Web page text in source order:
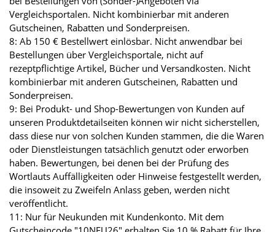
Vergleichsportalen. Nicht kombinierbar mit anderen
Gutscheinen, Rabatten und Sonderpreisen.
8: Ab 150 € Bestellwert einlösbar. Nicht anwendbar bei
Bestellungen über Vergleichsportale, nicht auf
rezeptpflichtige Artikel, Bücher und Versandkosten. Nicht
kombinierbar mit anderen Gutscheinen, Rabatten und
Sonderpreisen.
9: Bei Produkt- und Shop-Bewertungen von Kunden auf
unseren Produktdetailseiten können wir nicht sicherstellen,
dass diese nur von solchen Kunden stammen, die die Waren
oder Dienstleistungen tatsächlich genutzt oder erworben
haben. Bewertungen, bei denen bei der Prüfung des
Wortlauts Auffälligkeiten oder Hinweise festgestellt werden,
die insoweit zu Zweifeln Anlass geben, werden nicht
veröffentlicht.
11: Nur für Neukunden mit Kundenkonto. Mit dem